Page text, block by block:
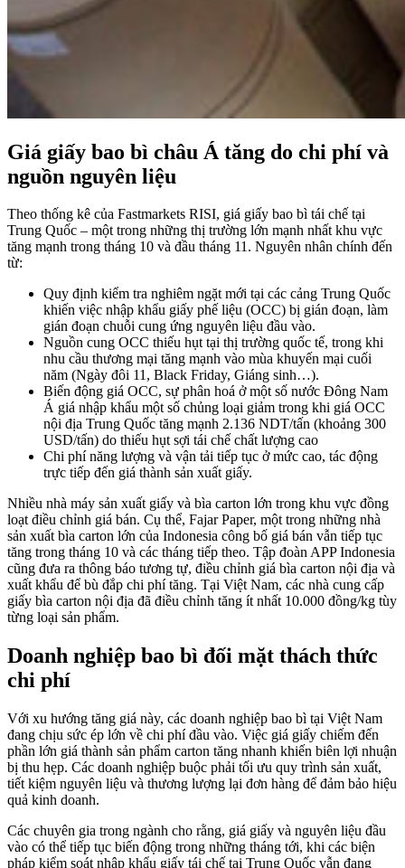
Giá giấy bao bì châu Á tăng do chi phí và
nguồn nguyên liệu
Theo thống kê của Fastmarkets RISI, giá giấy bao bì tái chế tại
Trung Quốc – một trong những thị trường lớn mạnh nhất khu vực
tăng mạnh trong tháng 10 và đầu tháng 11. Nguyên nhân chính đến
từ:
Quy định kiểm tra nghiêm ngặt mới tại các cảng Trung Quốc
khiến việc nhập khẩu giấy phế liệu (OCC) bị gián đoạn, làm
gián đoạn chuỗi cung ứng nguyên liệu đầu vào.
Nguồn cung OCC thiếu hụt tại thị trường quốc tế, trong khi
nhu cầu thương mại tăng mạnh vào mùa khuyến mại cuối
năm (Ngày đôi 11, Black Friday, Giáng sinh…).
Biến động giá OCC, sự phân hoá ở một số nước Đông Nam
Á giá nhập khẩu một số chủng loại giảm trong khi giá OCC
nội địa Trung Quốc tăng mạnh 2.136 NDT/tấn (khoảng 300
USD/tấn) do thiếu hụt sợi tái chế chất lượng cao
Chi phí năng lượng và vận tải tiếp tục ở mức cao, tác động
trực tiếp đến giá thành sản xuất giấy.
Nhiều nhà máy sản xuất giấy và bìa carton lớn trong khu vực đồng
loạt điều chỉnh giá bán. Cụ thể, Fajar Paper, một trong những nhà
sản xuất bìa carton lớn của Indonesia công bố giá bán vẫn tiếp tục
tăng trong tháng 10 và các tháng tiếp theo. Tập đoàn APP Indonesia
cũng đưa ra thông báo tương tự, điều chỉnh giá bìa carton nội địa và
xuất khẩu để bù đắp chi phí tăng. Tại Việt Nam, các nhà cung cấp
giấy bìa carton nội địa đã điều chỉnh tăng ít nhất 10.000 đồng/kg tùy
từng loại sản phẩm.
Doanh nghiệp bao bì đối mặt thách thức
chi phí
Với xu hướng tăng giá này, các doanh nghiệp bao bì tại Việt Nam
đang chịu sức ép lớn về chi phí đầu vào. Việc giá giấy chiếm đến
phần lớn giá thành sản phẩm carton tăng nhanh khiến biên lợi nhuận
bị thu hẹp. Các doanh nghiệp buộc phải tối ưu quy trình sản xuất,
tiết kiệm nguyên liệu và thương lượng lại đơn hàng để đảm bảo hiệu
quả kinh doanh.
Các chuyên gia trong ngành cho rằng, giá giấy và nguyên liệu đầu
vào có thể tiếp tục biến động trong những tháng tới, khi các biện
pháp kiểm soát nhập khẩu giấy tái chế tại Trung Quốc vẫn đang